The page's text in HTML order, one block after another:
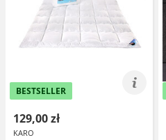
BESTSELLER
129,00 zł
KARO